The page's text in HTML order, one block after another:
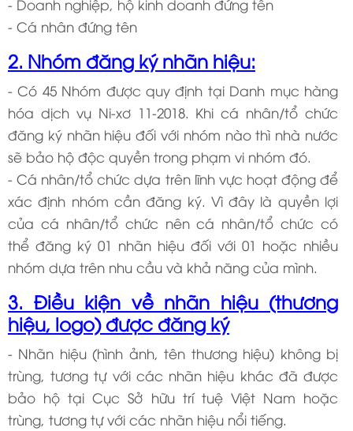
- Doanh nghiệp, hộ kinh doanh đứng tên
- Cá nhân đứng tên
2. Nhóm đăng ký nhãn hiệu:
- Có 45 Nhóm được quy định tại Danh mục hàng
hóa dịch vụ Ni-xơ 11-2018. Khi cá nhân/tổ chức
đăng ký nhãn hiệu đối với nhóm nào thì nhà nước
sẽ bảo hộ độc quyền trong phạm vi nhóm đó.
- Cá nhân/tổ chức dựa trên lĩnh vực hoạt động để
xác định nhóm cần đăng ký. Vì đây là quyền lợi
của cá nhân/tổ chức nên cá nhân/tổ chức có
thể đăng ký 01 nhãn hiệu đối với 01 hoặc nhiều
nhóm dựa trên nhu cầu và khả năng của mình.
3. Điều kiện về nhãn hiệu (thương
hiệu, logo) được đăng ký
- Nhãn hiệu (hình ảnh, tên thương hiệu) không bị
trùng, tương tự với các nhãn hiệu khác đã được
bảo hộ tại Cục Sở hữu trí tuệ Việt Nam hoặc
trùng, tương tự với các nhãn hiệu nổi tiếng.